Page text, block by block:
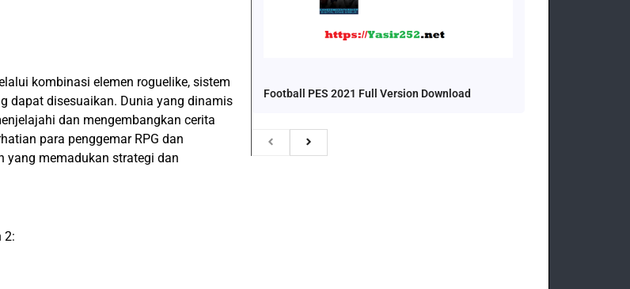
kombinasi elemen roguelike, sistem
dapat disesuaikan. Dunia yang dinamis
dan mengembangkan cerita
para penggemar RPG dan
yang memadukan strategi dan
2:
Football PES 2021 Full Version Download